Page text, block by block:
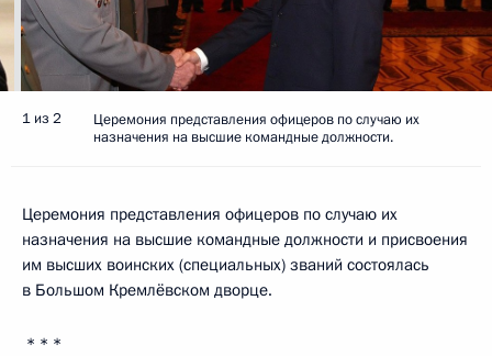
1 из 2
Церемония представления офицеров по случаю их
назначения на высшие командные должности.
Церемония представления офицеров по случаю их
назначения на высшие командные должности и присвоения
им высших воинских (специальных) званий состоялась
в Большом Кремлёвском дворце.
* * *